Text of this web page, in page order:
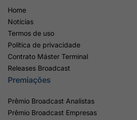
Home
Notícias
Termos de uso
Política de privacidade
Contrato Máster Terminal
Releases Broadcast
Premiações
Prêmio Broadcast Analistas
Prêmio Broadcast Empresas